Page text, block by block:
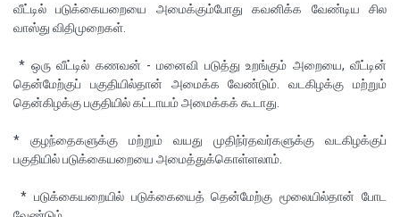
வீட்டில் படுக்கையறையை அமைக்கும்போது கவனிக்க வேண்டிய சில
வாஸ்து விதிமுறைகள்.
* ஒரு வீட்டில் கணவன் - மனைவி படுத்து உறங்கும் அறையை, வீட்டின்
தென்மேற்குப் பகுதியில்தான் அமைக்க வேண்டும். வடகிழக்கு மற்றும்
தென்கிழக்கு பகுதியில் கட்டாயம் அமைக்கக் கூடாது.
* குழந்தைகளுக்கு மற்றும் வயது முதிந்ர்தவர்களுக்கு வடகிழக்குப்
பகுதியில் படுக்கையறையை அமைத்துக்கொள்ளலாம்.
* படுக்கையறையில் படுக்கையைத் தென்மேற்கு மூலையில்தான் போட